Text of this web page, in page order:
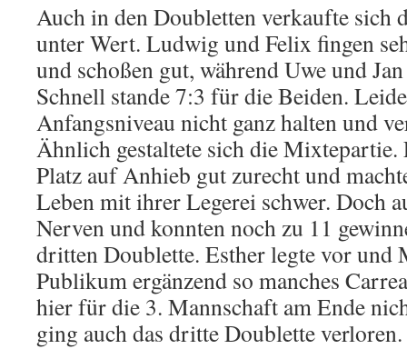
Auch in den Doubletten verkaufte sich
unter Wert. Ludwig und Felix fingen
und schoßen gut, während Uwe und
Schnell stande 7:3 für die Beiden.
Anfangsniveau nicht ganz halten und
Ähnlich gestaltete sich die
Platz auf Anhieb gut zurecht und
Leben mit ihrer Legerei schwer. Doch
Nerven und konnten noch zu 11
dritten Doublette. Esther legte vor und
Publikum ergänzend so manches
hier für die 3. Mannschaft am Ende
ging auch das dritte Doublette verloren.